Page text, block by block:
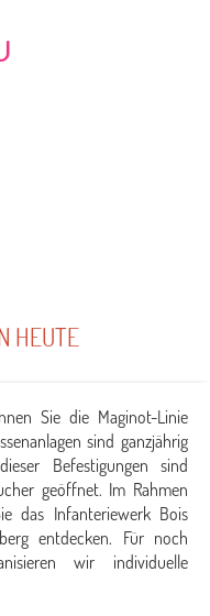
HEUTE
Sie die Maginot-Linie
sind ganzjährig
Befestigungen sind
geöffnet. Im Rahmen
das Infanteriewerk Bois
entdecken. Für noch
wir individuelle